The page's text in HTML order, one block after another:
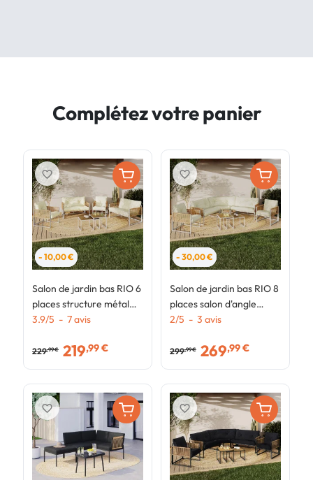
Complétez votre panier
- 10,00 €
Salon de jardin bas RIO 6
places structure métal
blanc et cordage effet
3.9/5 - 7avis
229,99 € 219,99 €
favorite_border
favorite_border
- 30,00 €
Salon de jardin bas RIO 8
places salon d'angle
structure métal blanc et
coussins beiges
2/5 - 3 avis
299,99 € 269,99 €
favorite_border
favorite_border